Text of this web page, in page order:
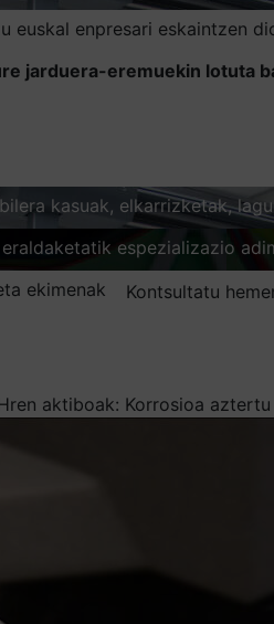
euskal enpresari eskaintzen
jarduera-eremuekin lotuta
kasuak, elkarrizketak,
espezializazio
ekimenak
Kontsultatu
aktiboak: Korrosioa